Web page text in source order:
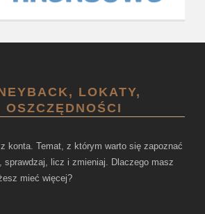
LOKATY,
konta. Temat, z którym warto się zapoznać
sprawdzaj, licz i zmieniaj. Dlaczego masz
mieć więcej?